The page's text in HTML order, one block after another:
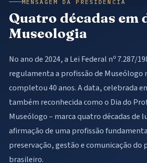
MENSAGEM DA PRESIDÊNCIA
Quatro décadas em
Museologia
No ano de 2024, a Lei Federal nº 7.287/
regulamenta a profissão de Museólogo
completou 40 anos. A data, celebrada
também reconhecida como o Dia do
Museólogo – marca quatro décadas de
afirmação de uma profissão
preservação, gestão e comunicação
brasileiro.